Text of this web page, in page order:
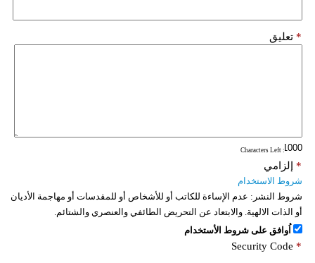
تعليق *
: Characters Left
إلزامي *
شروط الاستخدام
شروط النشر: عدم الإساءة للكاتب أو للأشخاص أو للمقدسات أو مهاجمة الأديان
أو الذات الالهية. والابتعاد عن التحريض الطائفي والعنصري والشتائم.
اُوافق على شروط الأستخدام
Security Code *